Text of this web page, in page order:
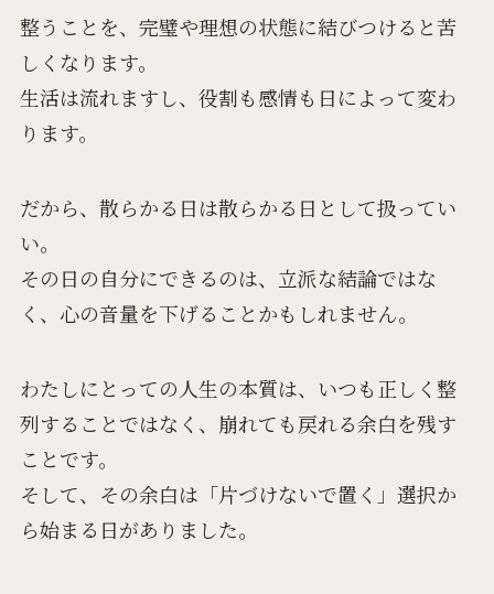
整うことを、完璧や理想の状態に結びつけると苦
しくなります。
生活は流れますし、役割も感情も日によって変わ
ります。
だから、散らかる日は散らかる日として扱ってい
い。
その日の自分にできるのは、立派な結論ではな
く、心の音量を下げることかもしれません。
わたしにとっての人生の本質は、いつも正しく整
列することではなく、崩れても戻れる余白を残す
ことです。
そして、その余白は「片づけないで置く」選択か
ら始まる日がありました。